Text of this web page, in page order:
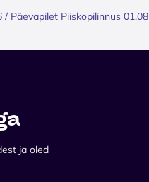
Päevapilet Piiskopilinnus 01.08
ja oled